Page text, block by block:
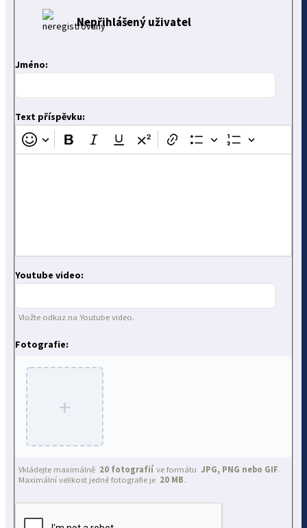
Nepřihlášený uživatel
Jméno:
Text příspěvku:
Youtube video:
Vložte odkaz na Youtube video.
Fotografie:
+
Vkládejte maximálně 20 fotografií ve formátu JPG, PNG nebo GIF .
Maximální velikost jedné fotografie je 20 MB .